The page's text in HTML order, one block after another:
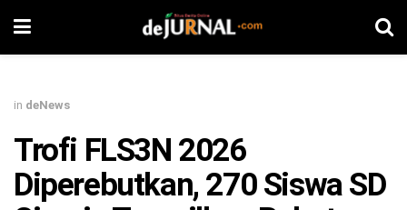
in deNews
Trofi FLS3N 2026
Diperebutkan, 270 Siswa SD